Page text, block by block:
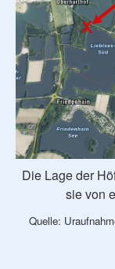
Die Lage der
sie von
Quelle: